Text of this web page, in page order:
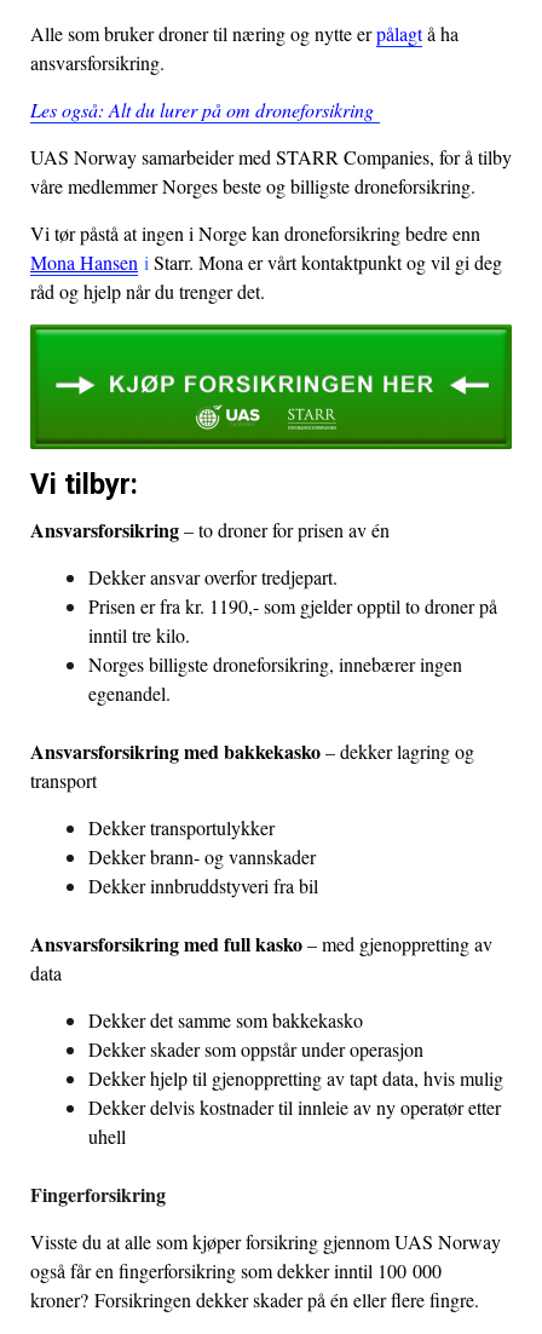
Alle som bruker droner til næring og nytte erpålagtå ha
ansvarsforsikring.
Les også: Alt du lurer på om droneforsikring
UAS Norway samarbeider med STARR Companies, for å tilby
våre medlemmer Norges beste og billigste droneforsikring.
Vi tør påstå at ingen i Norge kan droneforsikring bedre enn
Mona Hansen i Starr. Mona er vårt kontaktpunkt og vil gi deg
råd og hjelp når du trenger det.
Vi tilbyr:
Ansvarsforsikring– to droner for prisen av én
Dekker ansvar overfor tredjepart.
Prisen er fra kr. 1190,- som gjelder opptil to droner på
inntil tre kilo.
Norges billigste droneforsikring, innebærer ingen
egenandel.
Ansvarsforsikring med bakkekasko– dekker lagring og
transport
Dekker transportulykker
Dekker brann- og vannskader
Dekker innbruddstyveri fra bil
Ansvarsforsikring med full kasko– med gjenoppretting av
data
Dekker det samme som bakkekasko
Dekker skader som oppstår under operasjon
Dekker hjelp til gjenoppretting av tapt data, hvis mulig
Dekker delvis kostnader til innleie av ny operatør etter
uhell
Fingerforsikring
Visste du at alle som kjøper forsikring gjennom UAS Norway
også får en fingerforsikring som dekker inntil 100 000
kroner? Forsikringen dekker skader på én eller flere fingre.